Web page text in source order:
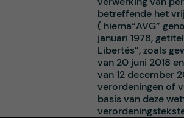
betreffende het
( hierna“AVG”
januari 1978,
Libertés”, zoals
van 20 juni 2018
van 12 december
verordeningen of
basis van deze